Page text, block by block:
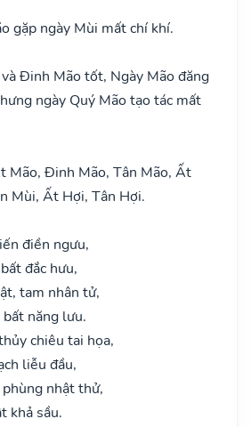
gặp ngày Mùi mất chí khí.
Đinh Mão tốt, Ngày Mão đăng
ngày Quý Mão tạo tác mất
Mão, Đinh Mão, Tân Mão, Ất
Mùi, Ất Hợi, Tân Hợi.
điền ngưu,
đắc hưu,
tam nhân tử,
năng lưu.
chiêu tai họa,
liễu đầu,
nhật thử,
khả sầu.